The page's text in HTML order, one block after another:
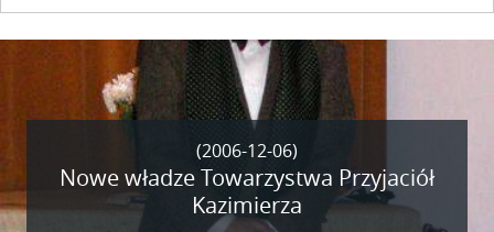
przeglądu były legendy związane z Kazimierzem nad
Wisłą i jego okolicą.
(2006-12-06)
Nowe władze Towarzystwa Przyjaciół
Kazimierza